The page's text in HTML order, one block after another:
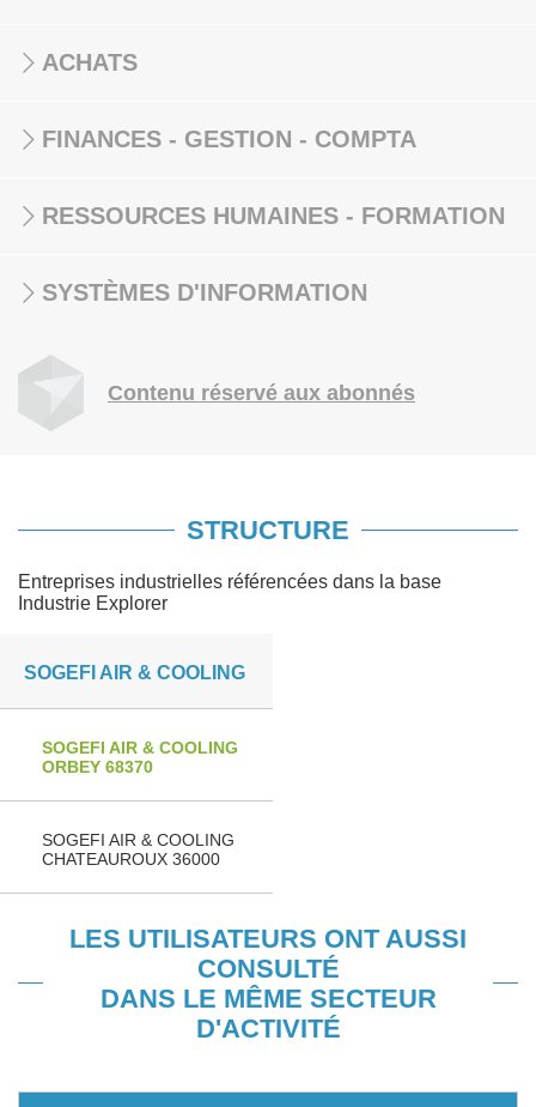
ACHATS
FINANCES - GESTION - COMPTA
RESSOURCES HUMAINES - FORMATION
SYSTÈMES D'INFORMATION
Contenu réservé aux abonnés
STRUCTURE
Entreprises industrielles référencées dans la base
Industrie Explorer
SOGEFI AIR & COOLING
SOGEFI AIR & COOLING
ORBEY 68370
SOGEFI AIR & COOLING
CHATEAUROUX 36000
LES UTILISATEURS ONT AUSSI
CONSULTÉ
DANS LE MÊME SECTEUR
D'ACTIVITÉ